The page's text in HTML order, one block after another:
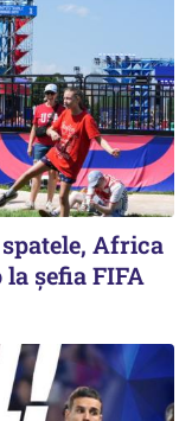
Africa
șefia FIFA